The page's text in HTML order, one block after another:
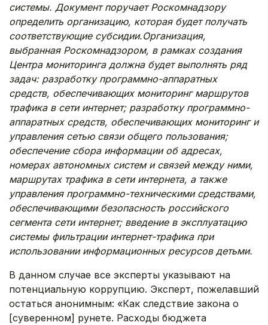
системы. Документ поручает Роскомнадзору
определить организацию, которая будет получать
соответствующие субсидии.Организация,
выбранная Роскомнадзором, в рамках создания
Центра мониторинга должна будет выполнять ряд
задач: разработку программно-аппаратных
средств, обеспечивающих мониторинг маршрутов
трафика в сети интернет; разработку программно-
аппаратных средств, обеспечивающих мониторинг и
управления сетью связи общего пользования;
обеспечение сбора информации об адресах,
номерах автономных систем и связей между ними,
маршрутах трафика в сети интернета, а также
управления программно-техническими средствами,
обеспечивающими безопасность российского
сегмента сети интернет; введение в эксплуатацию
системы фильтрации интернет-трафика при
использовании информационных ресурсов детьми.
В данном случае все эксперты указывают на
потенциальную коррупцию. Эксперт, пожелавший
остаться анонимным: «Как следствие закона о
[суверенном] рунете. Расходы бюджета